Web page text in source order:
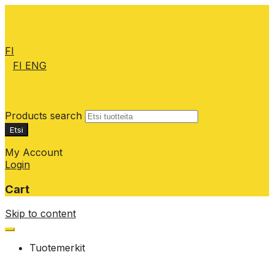
FI
FI ENG
Products search
Etsi
My Account
Login
Cart
Skip to content
Tuotemerkit